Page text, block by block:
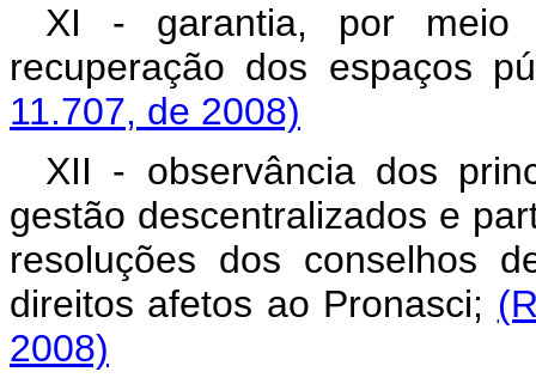
XI - garantia, por meio
recuperação dos espaços
11.707, de 2008)
XII - observância dos
gestão descentralizados e
resoluções dos conselhos
direitos afetos ao Pronasci;
2008)